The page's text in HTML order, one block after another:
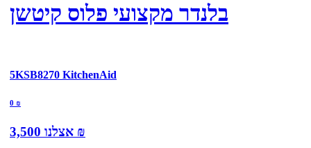
בלנדר מקצועי פלוס קיטשן
5KSB8270 KitchenAid
0 ₪
אצלנו 3,500 ₪